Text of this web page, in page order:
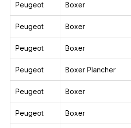
Peugeot Boxer
Peugeot Boxer
Peugeot Boxer
Peugeot Boxer Plancher
Peugeot Boxer
Peugeot Boxer